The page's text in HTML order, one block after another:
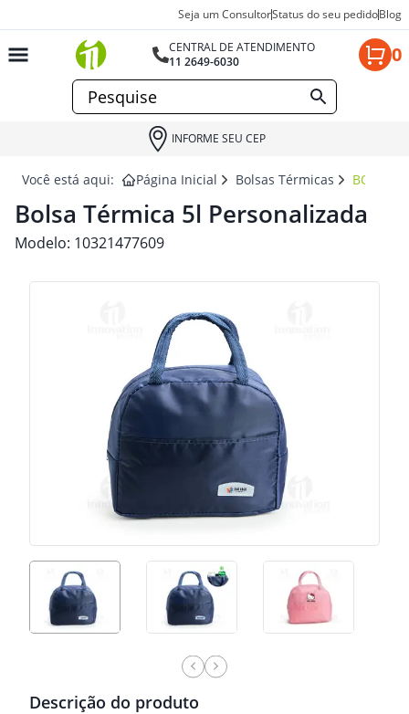
Seja um ConsultorStatus do seu pedidoBlog
CENTRAL DE ATENDIMENTO
11 2649-6030
0
INFORME SEU CEP
Você está aqui: Página Inicial Bolsas Térmicas BOLSA
Bolsa Térmica 5l Personalizada
Modelo: 10321477609
Descrição do produto